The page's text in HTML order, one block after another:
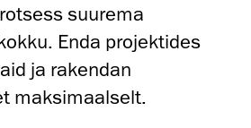
suurema
Enda projektides
ja rakendan
maksimaalselt.